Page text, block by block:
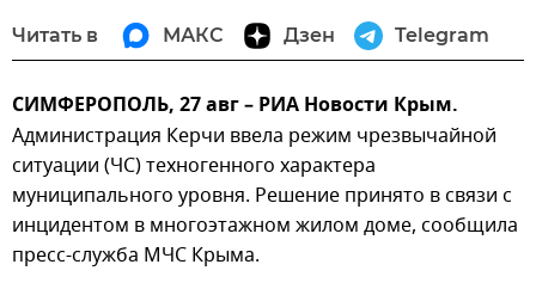
Читать в МАКС Дзен Telegram
СИМФЕРОПОЛЬ, 27 авг – РИА Новости Крым.
Администрация Керчи ввела режим чрезвычайной
ситуации (ЧС) техногенного характера
муниципального уровня. Решение принято в связи с
инцидентом в многоэтажном жилом доме, сообщила
пресс-служба МЧС Крыма.